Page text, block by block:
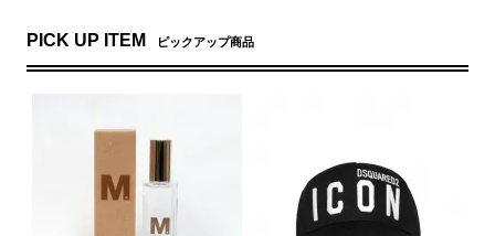
PICK UP ITEM ピックアップ商品